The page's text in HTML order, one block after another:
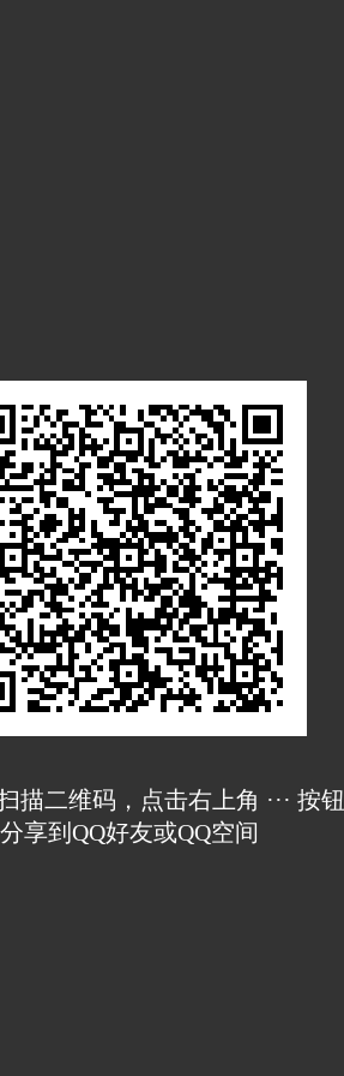
描二维码，点击右上角 ··· 按钮
分享到QQ好友或QQ空间